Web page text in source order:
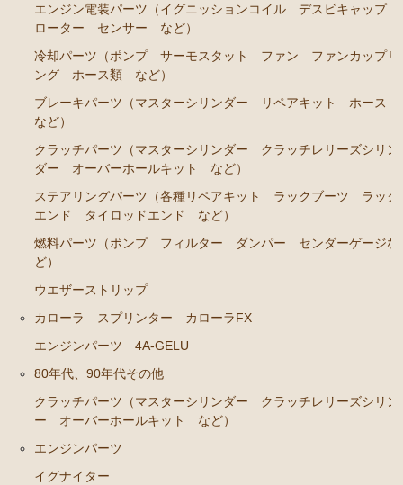
クラッチパーツ（マスターシリンダー クラッチレリ
足廻りパーツ（アッパーマウント ベアリング ボー
燃料パーツ（ポンプ フィルター など）
駆動パーツ（センターサポートベアリング ドライブ
シャフトブーツ など）
MR2 AW11
エンジン電装パーツ（イグニッションコイル デスビ
キャップ ローター センサー など）
冷却パーツ（ポンプ サーモスタット ファン ファ
ンカップリング ホース類 など）
ブレーキパーツ（マスターシリンダー リペアキッ
クラッチパーツ（マスターシリンダー クラッチレリ
ーズシリンダー オーバーホールキット など）
ステアリングパーツ（各種リペアキット ラックブー
エンジン電装パーツ（イグニッションコイル デスビキャップ
ローター センサー など）
冷却パーツ（ポンプ サーモスタット ファン ファンカップリ
ング ホース類 など）
ブレーキパーツ（マスターシリンダー リペアキット ホース
など）
クラッチパーツ（マスターシリンダー クラッチレリーズシリン
ダー オーバーホールキット など）
ステアリングパーツ（各種リペアキット ラックブーツ ラック
エンド タイロッドエンド など）
燃料パーツ（ポンプ フィルター ダンパー センダーゲージな
ど）
ウエザーストリップ
カローラ スプリンター カローラFX
エンジンパーツ 4A-GELU
80年代、90年代その他
クラッチパーツ（マスターシリンダー クラッチレリーズシリン
ー オーバーホールキット など）
エンジンパーツ
イグナイター